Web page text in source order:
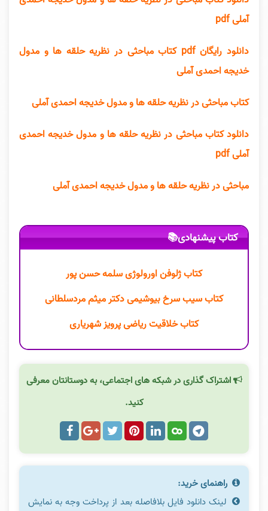
آملی pdf
دانلود رایگان pdf کتاب مباحثی در نظریه حلقه ها و مدول
خدیجه احمدی آملی
کتاب مباحثی در نظریه حلقه ها و مدول خدیجه احمدی آملی
دانلود کتاب مباحثی در نظریه حلقه ها و مدول خدیجه احمدی
آملی pdf
مباحثی در نظریه حلقه ها و مدول خدیجه احمدی آملی
کتاب پیشنهادی📚
کتاب ژلوفن اورولوژی سلمه حسن پور
کتاب سیب سرخ بیوشیمی دکتر میثم مردسلطانی
کتاب خلاقیت ریاضی پرویز شهریاری
اشتراک گذاری در شبکه های اجتماعی، به دوستانتان معرفی
کنید.
راهنمای خرید:
لینک دانلود فایل بلافاصله بعد از پرداخت وجه به نمایش